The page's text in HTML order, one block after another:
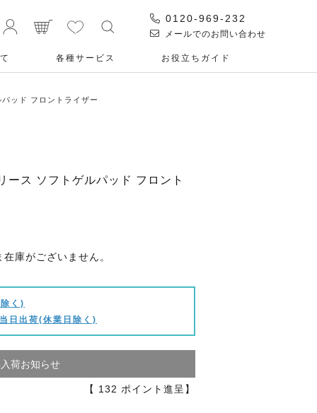
0120-969-232
メールでのお問い合わせ
各種サービス お役⽴ちガイド
ッド フロントライザー
ス ソフトゲルパッド フロント
庫がございません。
く)
日出荷(休業日除く)
荷お知らせ
【 132 ポイント進呈】